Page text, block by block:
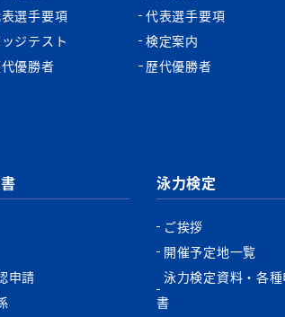
選手要項
ジテスト
優勝者
代表選手要項
検定案内
歴代優勝者
申請
泳力検定
ご挨拶
開催予定地一覧
泳力検定資料・各
書